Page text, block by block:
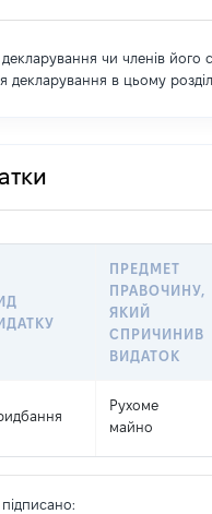
чи членів його
декларування в цьому
ПРЕДМЕТ
ПРАВОЧИНУ,
ЯКИЙ
СПРИЧИНИВ
ВИДАТОК
Рухоме
майно